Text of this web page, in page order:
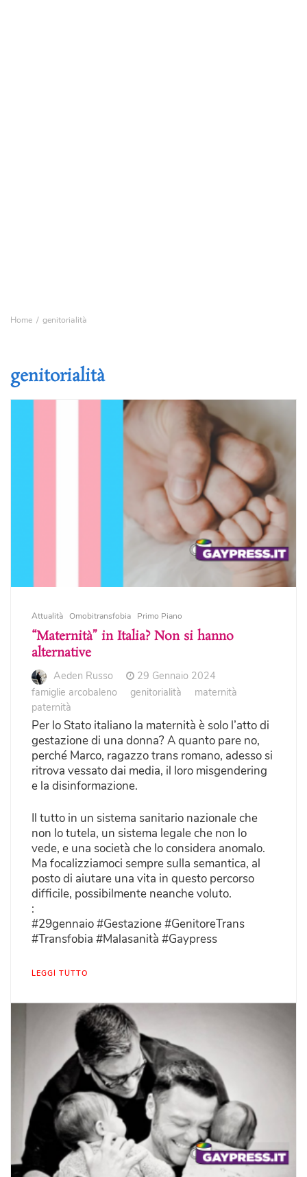
Home genitorialità
genitorialità
Attualità Omobitransfobia Primo Piano
“Maternità” in Italia? Non si hanno
alternative
Aeden Russo
29 Gennaio 2024
famiglie arcobaleno
genitorialità
maternità
paternità
Per lo Stato italiano la maternità è solo l’atto di
gestazione di una donna? A quanto pare no,
perché Marco, ragazzo trans romano, adesso si
ritrova vessato dai media, il loro misgendering
e la disinformazione.
Il tutto in un sistema sanitario nazionale che
non lo tutela, un sistema legale che non lo
vede, e una società che lo considera anomalo.
Ma focalizziamoci sempre sulla semantica, al
posto di aiutare una vita in questo percorso
difficile, possibilmente neanche voluto.
:
#29gennaio #Gestazione #GenitoreTrans
#Transfobia #Malasanità #Gaypress
LEGGI TUTTO